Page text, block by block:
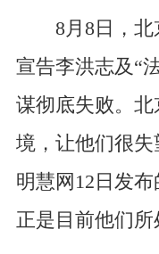
8月8日，北
宣告李洪志及“
谋彻底失败。
境，让他们很
明慧网12日发布
正是目前他们所